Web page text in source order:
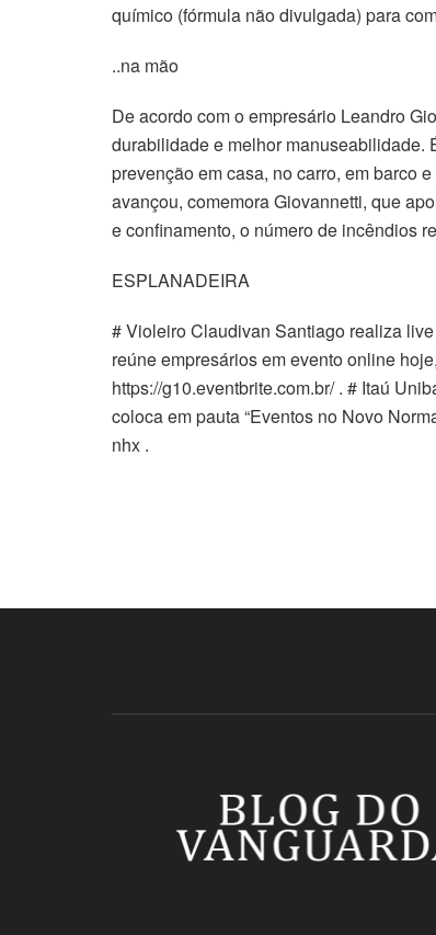
químico (fórmula não divulgada) para
..na mão
De acordo com o empresário Leandro
durabilidade e melhor manuseabilidade.
prevenção em casa, no carro, em barco
avançou, comemora Giovannetti, que
e confinamento, o número de incêndios
ESPLANADEIRA
# Violeiro Claudivan Santiago realiza
reúne empresários em evento online
https://g10.eventbrite.com.br/ . # Itaú
coloca em pauta “Eventos no Novo
nhx .